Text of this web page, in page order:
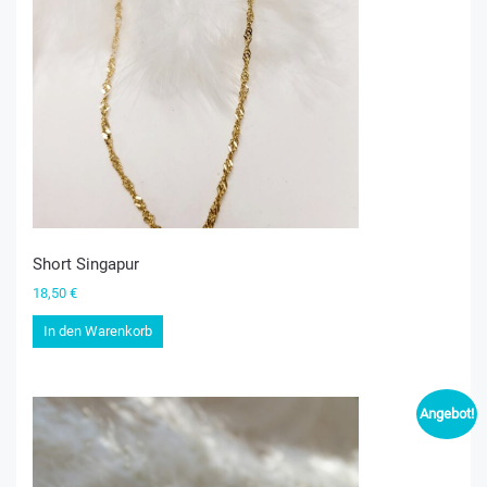
Short Singapur
18,50 €
In den Warenkorb
Angebot!